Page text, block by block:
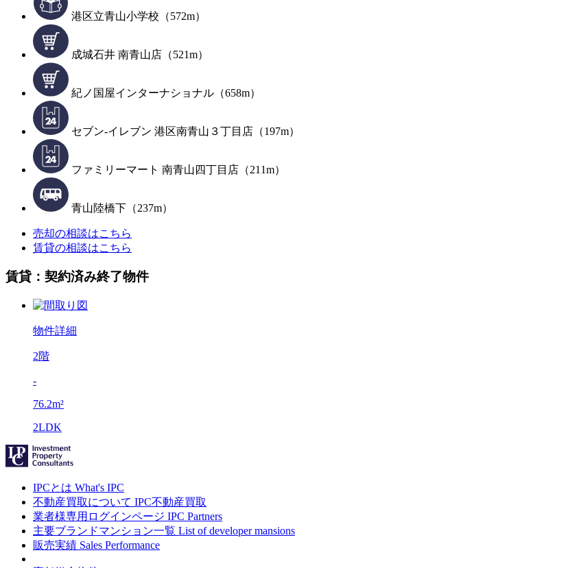
港区立青山小学校（572m）
成城石井 南青山店（521m）
紀ノ国屋インターナショナル（658m）
セブン-イレブン 港区南青山３丁目店（197m）
ファミリーマート 南青山四丁目店（211m）
青山陸橋下（237m）
売却の相談はこちら
賃貸の相談はこちら
賃貸：契約済み終了物件
物件詳細
2階
-
76.2m²
2LDK
IPCとは What's IPC
不動産買取について IPC不動産買取
業者様専用ログインページ IPC Partners
主要ブランドマンション一覧 List of developer mansions
販売実績 Sales Performance